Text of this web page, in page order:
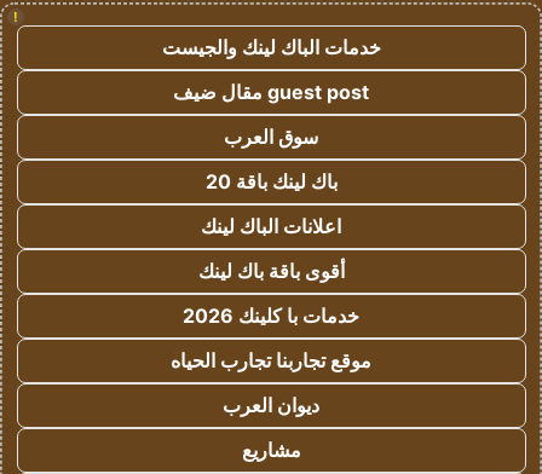
!
خدمات الباك لينك والجيست
guest post مقال ضيف
سوق العرب
باك لينك باقة 20
اعلانات الباك لينك
أقوى باقة باك لينك
خدمات با كلينك 2026
موقع تجاربنا تجارب الحياه
ديوان العرب
مشاريع